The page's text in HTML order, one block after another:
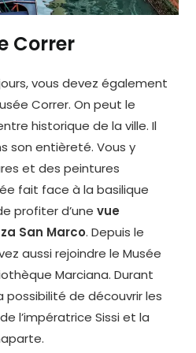
Correr
vous devez également
Correr. On peut le
historique de la ville. Il
son entièreté. Vous y
et des peintures
fait face à la basilique
profiter d’unevue
San Marco. Depuis le
aussi rejoindre le Musée
Marciana. Durant
possibilité de découvrir les
l’impératrice Sissi et la